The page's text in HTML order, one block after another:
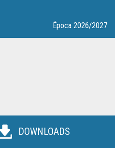
Época 2026/2027
DOWNLOADS